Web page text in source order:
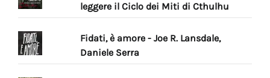
leggere il Ciclo dei Miti di Cthulhu
Fidati, è amore - Joe R. Lansdale,
Daniele Serra